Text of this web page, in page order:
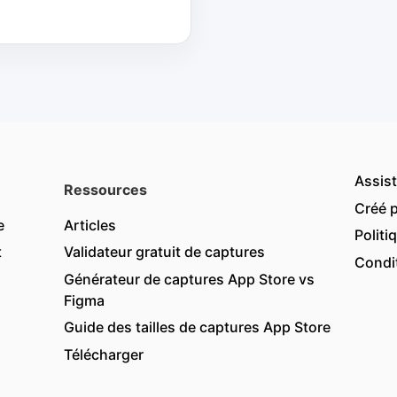
Ressources
Articles
Validateur gratuit de captures
Générateur de captures App Store vs
Figma
Guide des tailles de captures App Store
Télécharger
Créé